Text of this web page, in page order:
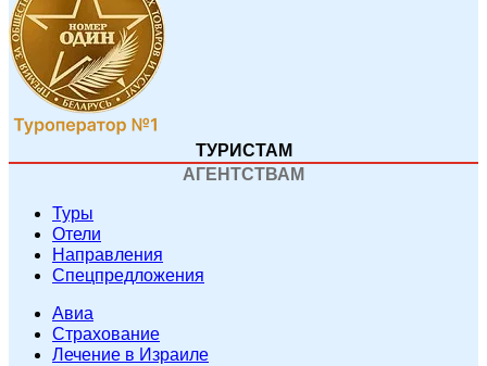
ТУРИСТАМ
АГЕНТСТВАМ
Туры
Отели
Направления
Спецпредложения
Авиа
Страхование
Лечение в Израиле